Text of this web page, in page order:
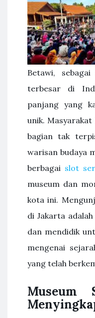
Betawi,
terbesar di
panjang yang
unik.
bagian tak
warisan budaya
berbagai slot
museum dan
kota ini.
di Jakarta
dan mendidik
mengenai
yang telah
Museum